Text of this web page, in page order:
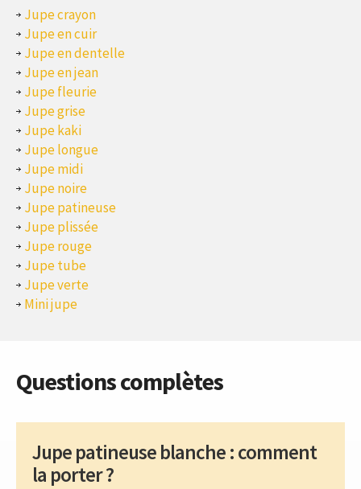
Jupe crayon
Jupe en cuir
Jupe en dentelle
Jupe en jean
Jupe fleurie
Jupe grise
Jupe kaki
Jupe longue
Jupe midi
Jupe noire
Jupe patineuse
Jupe plissée
Jupe rouge
Jupe tube
Jupe verte
Mini jupe
Questions complètes
Jupe patineuse blanche : comment
la porter ?